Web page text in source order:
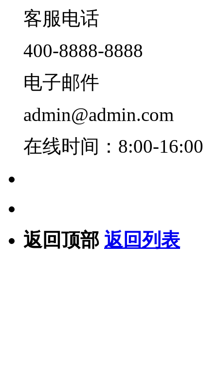
客服电话
400-8888-8888
电子邮件
admin@admin.com
在线时间：8:00-16:00
返回顶部 返回列表